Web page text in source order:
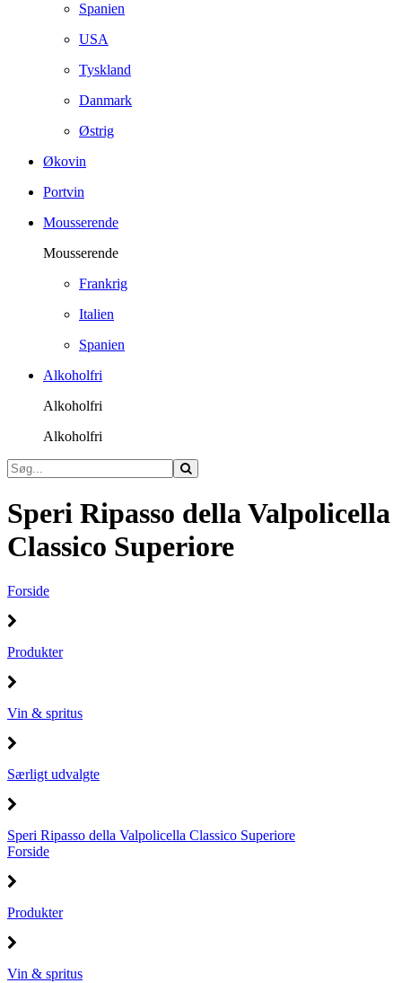
Spanien
USA
Tyskland
Danmark
Østrig
Økovin
Portvin
Mousserende
Mousserende
Frankrig
Italien
Spanien
Alkoholfri
Alkoholfri
Alkoholfri
Speri Ripasso della Valpolicella
Classico Superiore
Forside
Produkter
Vin & spritus
Særligt udvalgte
Speri Ripasso della Valpolicella Classico Superiore
Forside
Produkter
Vin & spritus